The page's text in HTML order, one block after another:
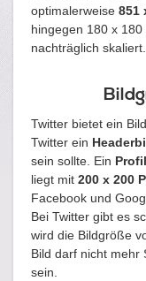
optimalerweise 851
hingegen 180 x
nachträglich skaliert.
Twitter bietet ein
Twitter ein
sein sollte. Ein
liegt mit 200 x 200
Facebook und
Bei Twitter gibt es
wird die Bildgröße
Bild darf nicht mehr
sein.